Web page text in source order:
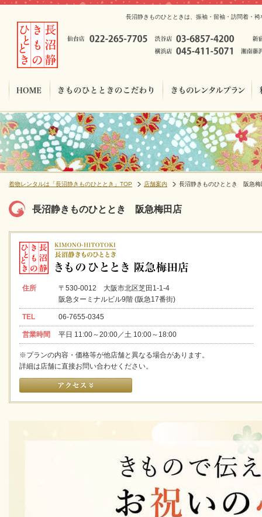
長沼静きものひとときは、振袖・留袖・訪問着・
着物レンタルは「長沼静きものひととき」TOP 店舗案内 長沼静きものひととき 阪急梅
長沼静きものひととき 阪急梅田店
住所
〒530-0012 大阪市北区芝田1-1-4
阪急ターミナルビル9階 (阪急17番街)
TEL 06-7655-0345
営業時間 平日 11:00～20:00／土 10:00～18:00
※プランの内容・価格等が他店舗と異なる場合があります。
詳細は店舗に直接お問い合わせください。